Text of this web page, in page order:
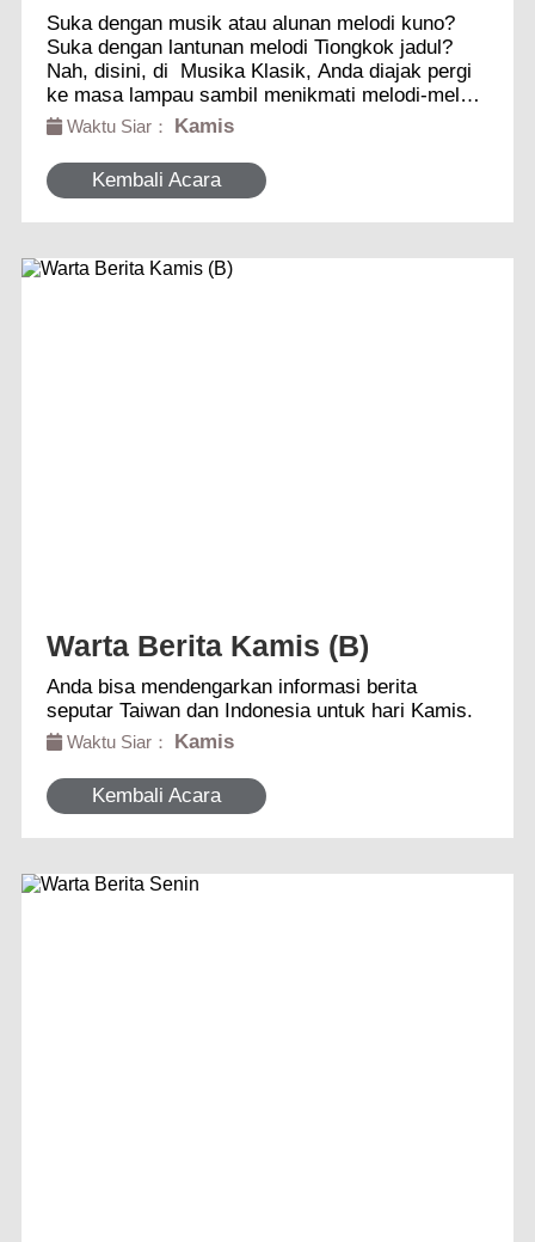
Suka dengan musik atau alunan melodi kuno?
Suka dengan lantunan melodi Tiongkok jadul?
Nah, disini, di Musika Klasik, Anda diajak pergi
ke masa lampau sambil menikmati melodi-melodi
yang indah.
Waktu Siar： Kamis
Kembali Acara
Warta Berita Kamis (B)
Anda bisa mendengarkan informasi berita
seputar Taiwan dan Indonesia untuk hari Kamis.
Waktu Siar： Kamis
Kembali Acara